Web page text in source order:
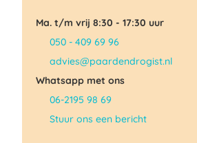
Ma. t/m vrij 8:30 - 17:30 uur
050 - 409 69 96
advies@paardendrogist.nl
Whatsapp met ons
06-2195 98 69
Stuur ons een bericht